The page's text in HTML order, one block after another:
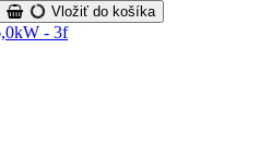
Vložiť do košíka